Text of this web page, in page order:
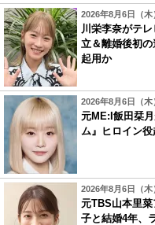
2026年8月6日（
川栄李奈がテ
立＆離婚後初
起用か
2026年8月6日（
元ME:I飯田栞
ム』ヒロイン
2026年8月6日（
元TBS山本里
子と結婚4年、